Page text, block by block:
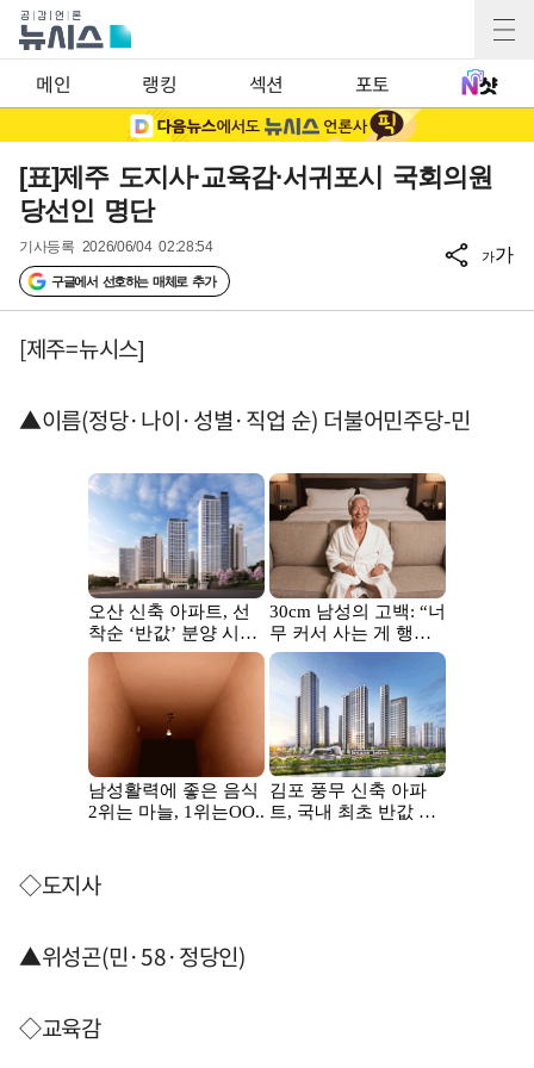
메인 랭킹 섹션 포토
[표]제주 도지사·교육감·서귀포시 국회의원
당선인 명단
기사등록 2026/06/04 02:28:54
구글에서 선호하는 매체로 추가
가가
[제주=뉴시스]
▲이름(정당·나이·성별·직업 순) 더불어민주당-민
◇도지사
▲위성곤(민·58·정당인)
◇교육감